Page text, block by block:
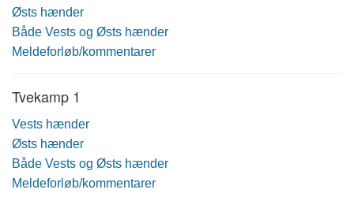
Østs hænder
Både Vests og Østs hænder
Meldeforløb/kommentarer
Tvekamp 1
Vests hænder
Østs hænder
Både Vests og Østs hænder
Meldeforløb/kommentarer